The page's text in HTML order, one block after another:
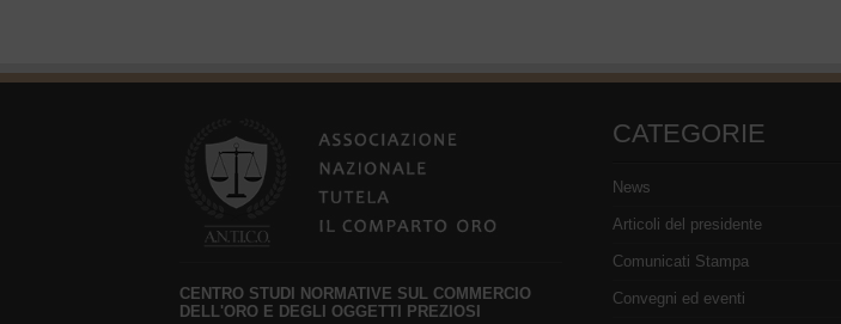
CENTRO STUDI NORMATIVE SUL COMMERCIO
DELL'ORO E DEGLI OGGETTI PREZIOSI
CATEGORIE
News
Articoli del presidente
Comunicati Stampa
Convegni ed eventi